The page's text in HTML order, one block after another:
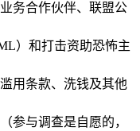
务合作伙伴、联盟公
）和打击资助恐怖主
用条款、洗钱及其他
参与调查是自愿的，